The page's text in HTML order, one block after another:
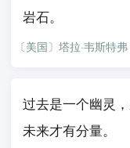
岩石。
〔美国〕塔拉·韦斯特弗
过去是一个幽灵
未来才有分量。